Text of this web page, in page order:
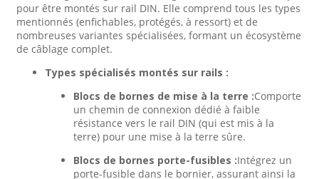
pour être montés sur rail DIN. Elle comprend tous les types
mentionnés (enfichables, protégés, à ressort) et de
nombreuses variantes spécialisées, formant un écosystème
de câblage complet.
Types spécialisés montés sur rails :
Blocs de bornes de mise à la terre :Comporte
un chemin de connexion dédié à faible
résistance vers le rail DIN (qui est mis à la
terre) pour une mise à la terre sûre.
Blocs de bornes porte-fusibles :Intégrez un
porte-fusible dans le bornier, assurant ainsi la